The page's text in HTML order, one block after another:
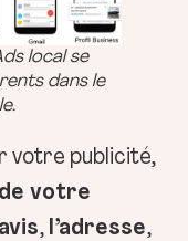
local se
dans le
votre publicité,
votre
avis, l’adresse,